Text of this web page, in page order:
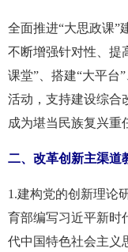
全面推进“大思政课”
不断增强针对性、提
课堂”、搭建“大平台
活动，支持建设综合
成为堪当民族复兴重
二、改革创新主渠道
1.建构党的创新理论
育部编写习近平新时
代中国特色社会主义